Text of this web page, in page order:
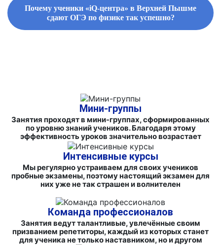
Почему ученики «iQ-центра» в Верхней Пышме
сдают ОГЭ по физике так успешно?
Мини-группы
Занятия проходят в мини-группах, сформированных
по уровню знаний учеников. Благодаря этому
эффективность уроков значительно возрастает
Интенсивные курсы
Мы регулярно устраиваем для своих учеников
пробные экзамены, поэтому настоящий экзамен для
них уже не так страшен и волнителен
Команда профессионалов
Занятия ведут талантливые, увлечённые своим
призванием репетиторы, каждый из которых станет
для ученика не только наставником, но и другом